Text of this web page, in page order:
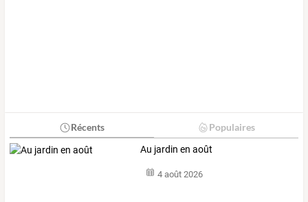
Récents Populaires
Au jardin en août
4 août 2026